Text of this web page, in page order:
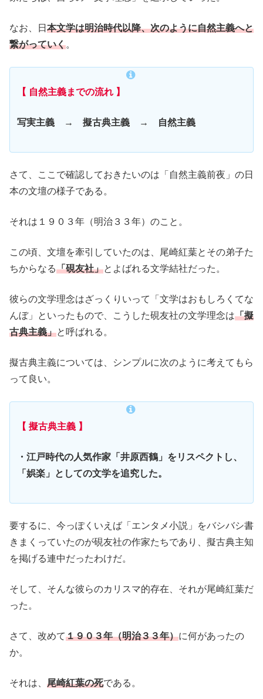
なお、日 本文学は明治時代以降、次のように自然主義へと
繋がっていく。
【 自然主義までの流れ 】
写実主義 → 擬古典主義 → 自然主義
さて、ここで確認しておきたいのは「自然主義前夜」の日
本の文壇の様子である。
それは１９０３年（明治３３年）のこと。
この頃、文壇を牽引していたのは、尾崎紅葉とその弟子た
ちからなる「硯友社」とよばれる文学結社だった。
彼らの文学理念はざっくりいって「文学はおもしろくてな
んぼ」といったもので、こうした硯友社の文学理念は「擬
古典主義」と呼ばれる。
擬古典主義については、シンプルに次のように考えてもら
って良い。
【 擬古典主義 】
・江戸時代の人気作家「井原西鶴」をリスペクトし、
「娯楽」としての文学を追究した。
要するに、今っぽくいえば「エンタメ小説」をバシバシ書
きまくっていたのが硯友社の作家たちであり、擬古典主知
を掲げる連中だったわけだ。
そして、そんな彼らのカリスマ的存在、それが尾崎紅葉だ
った。
さて、改めて１９０３年（明治３３年）に何があったの
か。
それは、 尾崎紅葉の死である。